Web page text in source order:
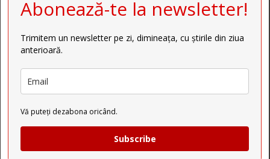
Abonează-te la newsletter!
Trimitem un newsletter pe zi, dimineața, cu știrile din ziua
anterioară.
Vă puteți dezabona oricând.
Subscribe